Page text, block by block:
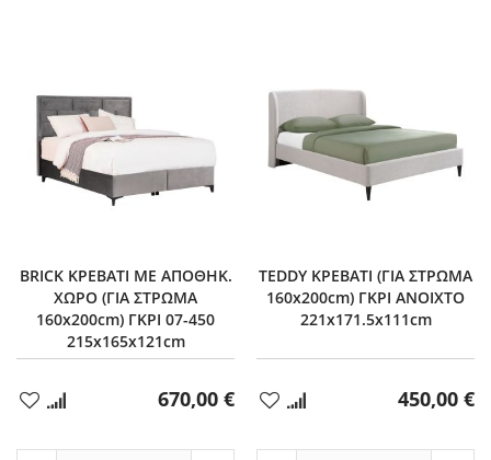
BRICK ΚΡΕΒΑΤΙ ΜΕ ΑΠΟΘΗΚ.
ΧΩΡΟ (ΓΙΑ ΣΤΡΩΜΑ
160x200cm) ΓΚΡΙ 07-450
215x165x121cm
Προσθήκη
670,00 €
TEDDY ΚΡΕΒΑΤΙ (ΓΙΑ ΣΤΡΩΜΑ
160x200cm) ΓΚΡΙ ΑΝΟΙΧΤΟ
221x171.5x111cm
Προσθήκη
450,00 €